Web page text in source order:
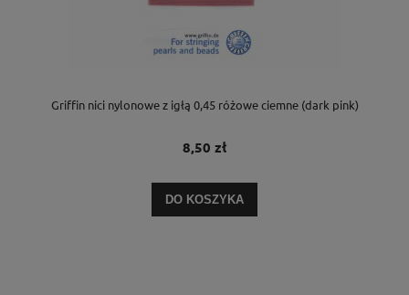
Griffin nici nylonowe z igłą 0,45 różowe ciemne (dark pink)
8,50 zł
DO KOSZYKA